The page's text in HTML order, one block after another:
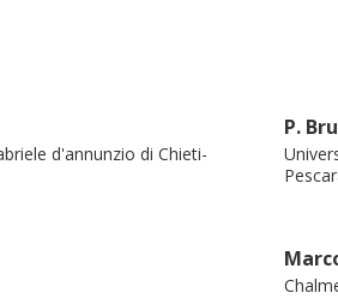
d'annunzio di Chieti-
P.